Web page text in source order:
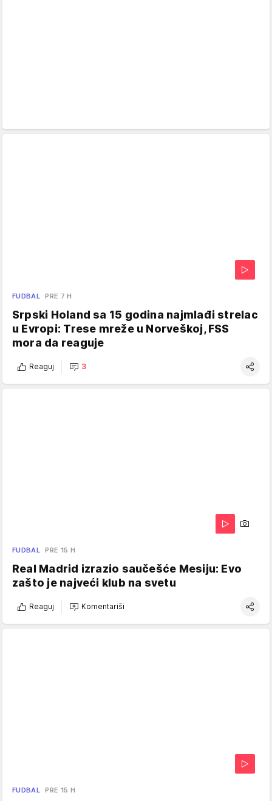
FUDBAL PRE 7 H
Srpski Holand sa 15 godina najmlađi strelac
u Evropi: Trese mreže u Norveškoj, FSS
mora da reaguje
Reaguj 3
FUDBAL PRE 15 H
Real Madrid izrazio saučešće Mesiju: Evo
zašto je najveći klub na svetu
Reaguj Komentariši
FUDBAL PRE 15 H